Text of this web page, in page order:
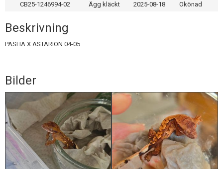
CB25-1246994-02
Ägg kläckt 2025-08-18 Okönad
Beskrivning
PASHA X ASTARION 04-05
Bilder